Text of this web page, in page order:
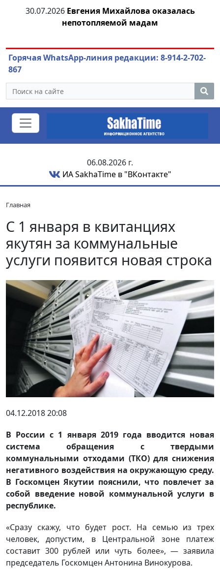
30.07.2026 Евгения Михайлова оказалась
непотопляемой мадам
Горячая WhatsApp-линия редакции: 8-914-2-702-
867
06.08.2026 г.
ИА SakhaTime в "ВКонтакте"
Главная
С 1 января в квитанциях
якутян за коммунальные
услуги появится новая строка
04.12.2018 20:08
В России с 1 января 2019 года вводится новая
система обращения с твердыми
коммунальными отходами (ТКО) для снижения
негативного воздействия на окружающую среду.
В Госкомцен Якутии пояснили, что повлечет за
собой введение новой коммунальной услуги в
республике.
«Сразу скажу, что будет рост. На семью из трех
человек, допустим, в Центральной зоне платеж
составит 300 рублей или чуть более», — заявила
председатель Госкомцен Антонина Винокурова.